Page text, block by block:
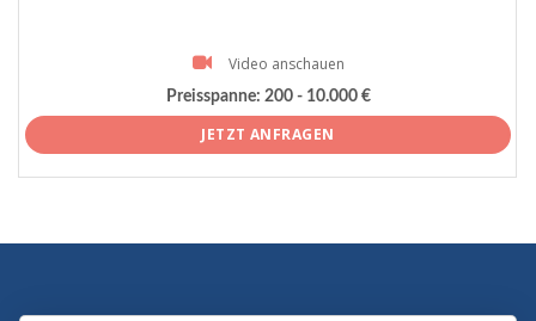
Video anschauen
Preisspanne: 200 - 10.000 €
JETZT ANFRAGEN